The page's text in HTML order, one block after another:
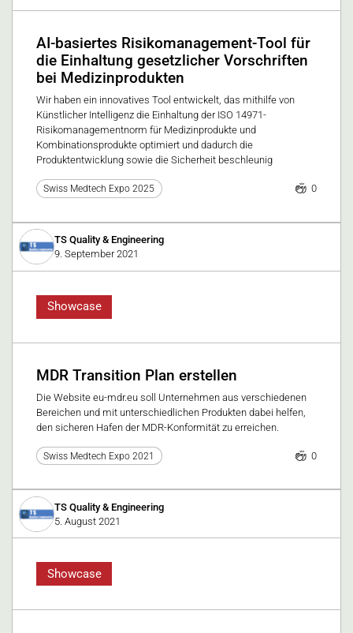
AI-basiertes Risikomanagement-Tool für
die Einhaltung gesetzlicher Vorschriften
bei Medizinprodukten
Wir haben ein innovatives Tool entwickelt, das mithilfe von
Künstlicher Intelligenz die Einhaltung der ISO 14971-
Risikomanagementnorm für Medizinprodukte und
Kombinationsprodukte optimiert und dadurch die
Produktentwicklung sowie die Sicherheit beschleunig
Swiss Medtech Expo 2025 0
TS Quality & Engineering
9. September 2021
Showcase
MDR Transition Plan erstellen
Die Website eu-mdr.eu soll Unternehmen aus verschiedenen
Bereichen und mit unterschiedlichen Produkten dabei helfen,
den sicheren Hafen der MDR-Konformität zu erreichen.
Swiss Medtech Expo 2021 0
TS Quality & Engineering
5. August 2021
Showcase